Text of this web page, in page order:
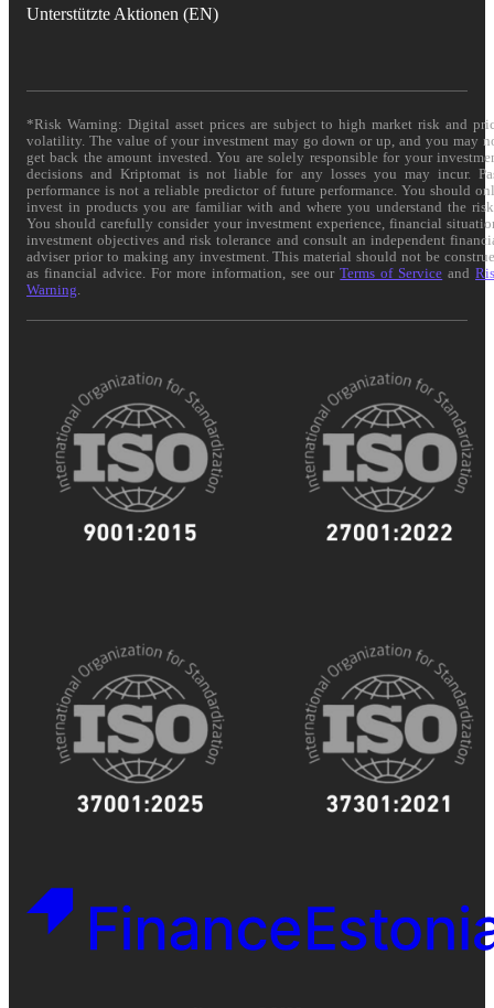
Unterstützte Aktionen (EN)
*Risk Warning: Digital asset prices are subject to high market risk and
volatility. The value of your investment may go down or up, and you may
get back the amount invested. You are solely responsible for your
decisions and Kriptomat is not liable for any losses you may incur.
performance is not a reliable predictor of future performance. You should
invest in products you are familiar with and where you understand the
You should carefully consider your investment experience, financial
investment objectives and risk tolerance and consult an independent
adviser prior to making any investment. This material should not be
as financial advice. For more information, see ourTerms of Service and
Warning